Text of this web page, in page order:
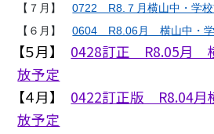
【７月】
0722 R8.７月横山中・学校
【６月】
0604 R8.06月 横山中・学
【５月】 0428訂正 R8.05月
放予定
【４月】 0422訂正版 R8.04月
放予定